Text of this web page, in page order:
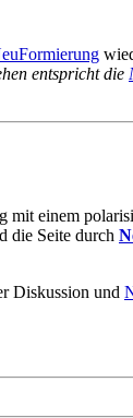
entspricht die
mit einem
die Seite durch
Diskussion und